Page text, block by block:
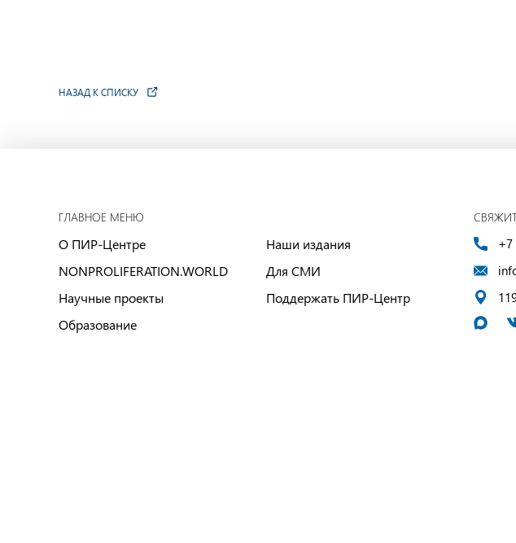
НАЗАД К СПИСКУ
ГЛАВНОЕ МЕНЮ
О ПИР-Центре
NONPROLIFERATION.WORLD
Научные проекты
Образование
Наши издания
Для СМИ
Поддержать ПИР-Центр
+7